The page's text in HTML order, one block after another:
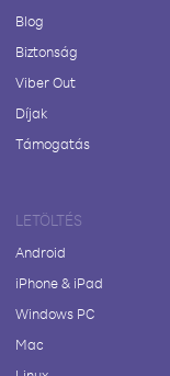
Blog
Biztonság
Viber Out
Díjak
Támogatás
LETÖLTÉS
Android
iPhone & iPad
Windows PC
Mac